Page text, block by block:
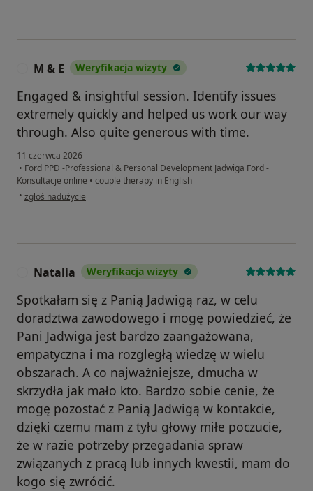
M & E Weryfikacja wizyty
Engaged & insightful session. Identify issues
extremely quickly and helped us work our way
through. Also quite generous with time.
11 czerwca 2026
• Ford PPD -Professional & Personal Development Jadwiga Ford -
Konsultacje online • couple therapy in English
• w opinii użytkownika M & E
zgłoś nadużycie
Natalia Weryfikacja wizyty
Spotkałam się z Panią Jadwigą raz, w celu
doradztwa zawodowego i mogę powiedzieć, że
Pani Jadwiga jest bardzo zaangażowana,
empatyczna i ma rozgległą wiedzę w wielu
obszarach. A co najważniejsze, dmucha w
skrzydła jak mało kto. Bardzo sobie cenie, że
mogę pozostać z Panią Jadwigą w kontakcie,
dzięki czemu mam z tyłu głowy miłe poczucie,
że w razie potrzeby przegadania spraw
związanych z pracą lub innych kwestii, mam do
kogo się zwrócić.